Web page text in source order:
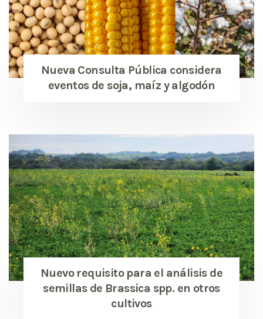
Nueva Consulta Pública considera
eventos de soja, maíz y algodón
Nuevo requisito para el análisis de
semillas de Brassica spp. en otros
cultivos